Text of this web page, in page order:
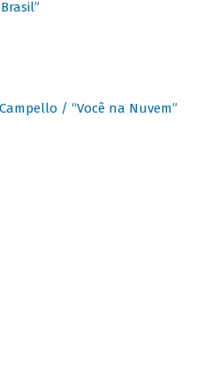
/ “Você na Nuvem”